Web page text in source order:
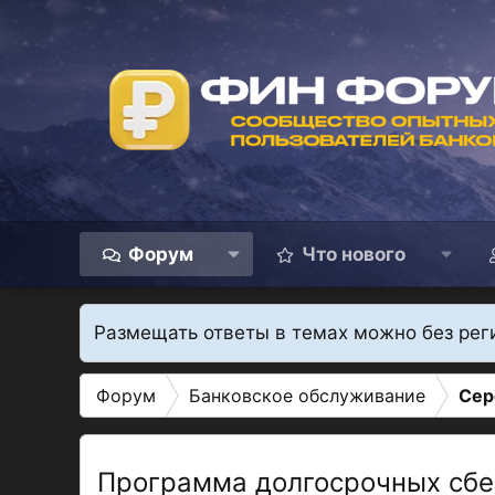
Форум Что нового
Размещать ответы в темах можно без
Форум Банковское обслуживание
Программа долгосрочных